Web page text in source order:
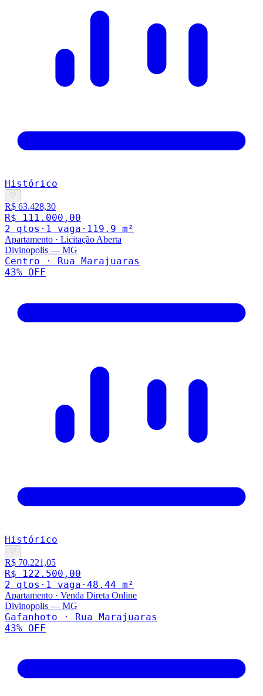
Histórico
♡
R$ 63.428,30
R$ 111.000,00
2 qtos · 1 vaga · 119.9 m²
Apartamento · Licitação Aberta
Divinopolis — MG
Centro · Rua Marajuaras
43% OFF
Histórico
♡
R$ 70.221,05
R$ 122.500,00
2 qtos · 1 vaga · 48.44 m²
Apartamento · Venda Direta Online
Divinopolis — MG
Gafanhoto · Rua Marajuaras
43% OFF